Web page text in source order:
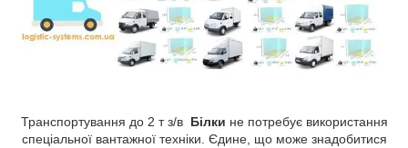
Транспортування до 2 т з/в Білки не потребує використання
спеціальної вантажної техніки. Єдине, що може знадобитися